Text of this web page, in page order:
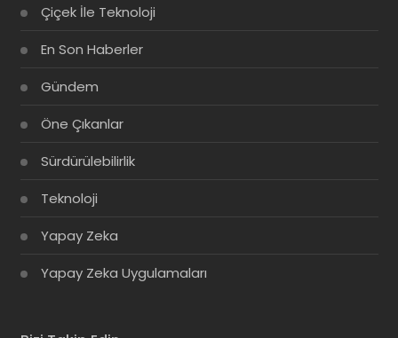
Çiçek İle Teknoloji
En Son Haberler
Gündem
Öne Çıkanlar
Sürdürülebilirlik
Teknoloji
Yapay Zeka
Yapay Zeka Uygulamaları